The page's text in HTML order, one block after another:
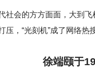
社会的方方面面，大到
压，“光刻机”成了网络热
徐端颐于